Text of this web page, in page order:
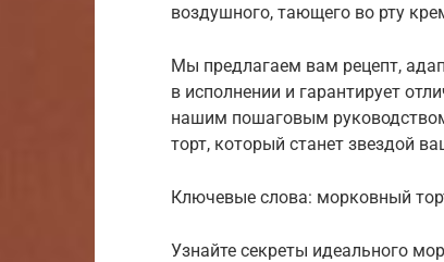
воздушного, тающего во рту
Мы предлагаем вам рецепт,
в исполнении и гарантирует
нашим пошаговым
торт, который станет звездой
Ключевые слова: морковный
Узнайте секреты идеального